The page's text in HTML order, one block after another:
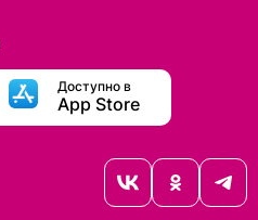
Доступно в
App Store